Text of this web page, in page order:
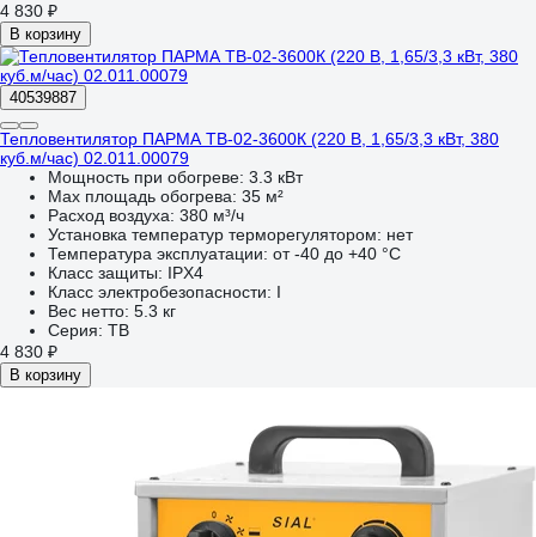
4 830 ₽
В корзину
40539887
Тепловентилятор ПАРМА ТВ-02-3600К (220 В, 1,65/3,3 кВт, 380
куб.м/час) 02.011.00079
Мощность при обогреве: 3.3 кВт
Max площадь обогрева: 35 м²
Расход воздуха: 380 м³/ч
Установка температур терморегулятором: нет
Температура эксплуатации: от -40 до +40 °С
Класс защиты: IPX4
Класс электробезопасности: I
Вес нетто: 5.3 кг
Серия: ТВ
4 830 ₽
В корзину